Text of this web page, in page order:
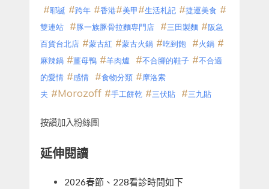
#耶誕 #跨年 #香港#美甲#生活札記 #捷運美食 #
雙連站 #豚一族豚骨拉麵専門店 #三田製麵 #阪急
百貨台北店 #蒙古紅 #蒙古火鍋 #吃到飽 #火鍋 #
麻辣鍋 #薑母鴨 #羊肉爐 #不合腳的鞋子 #不合適
的愛情 #感情 #食物分類 #摩洛索
夫 #Morozoff #手工餅乾 #三伏貼 #三九貼
按讚加入粉絲團
延伸閱讀
2026春節、228看診時間如下